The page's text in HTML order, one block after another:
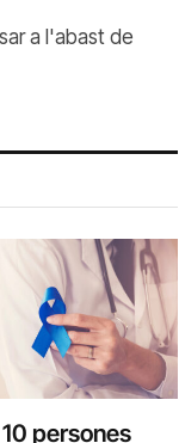
a l'abast de
persones